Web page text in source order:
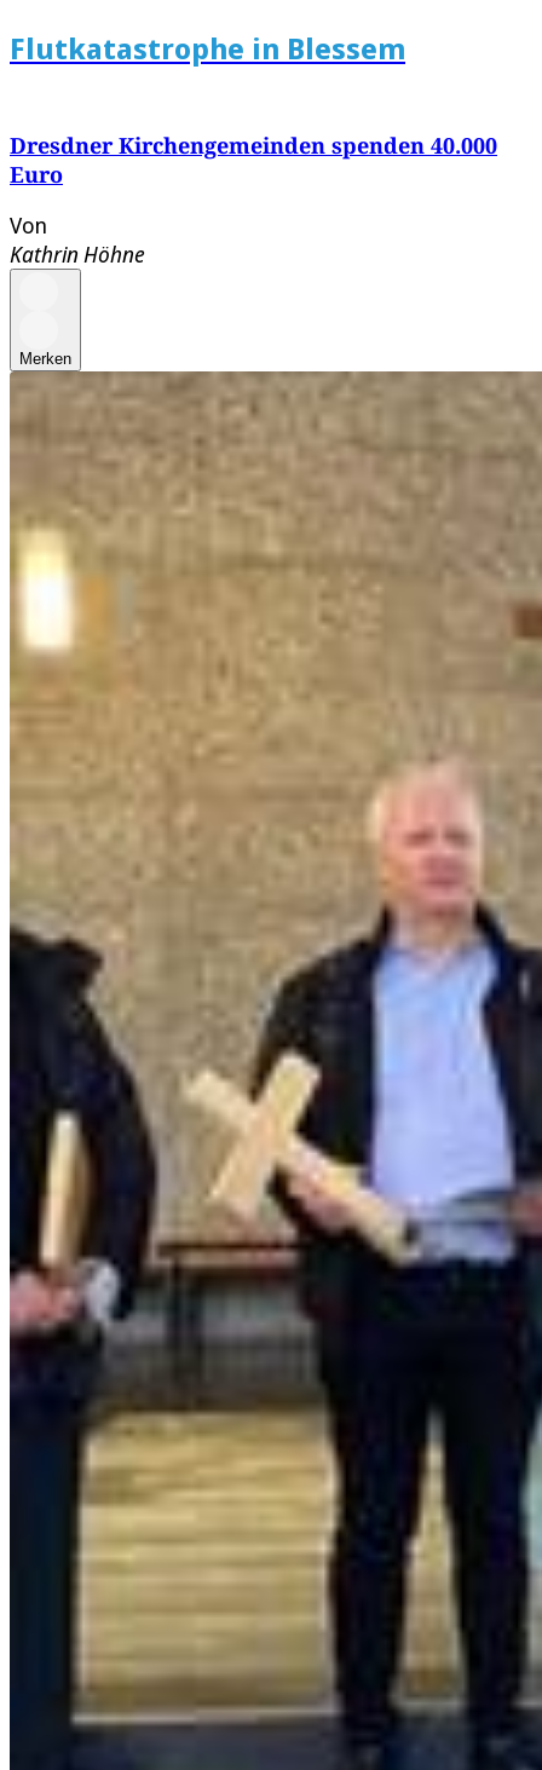
Flutkatastrophe in Blessem
Dresdner Kirchengemeinden spenden 40.000
Euro
Von
Kathrin Höhne
Merken